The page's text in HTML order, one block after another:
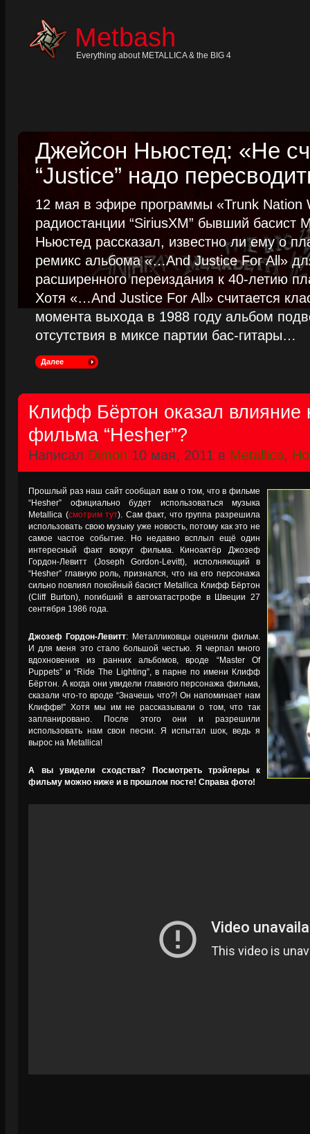
Metbash
Everything about METALLICA & the BIG 4
Джейсон Ньюстед: «Не
“Justice” надо
12 мая в эфире программы «Trunk Nation
радиостанции “SiriusXM” бывший басист
Ньюстед рассказал, известно ли ему о
ремикс альбома «…And Justice For All»
расширенного переиздания к 40-летию
Хотя «…And Justice For All» считается
момента выхода в 1988 году альбом
отсутствия в миксе партии бас-гитары…
Далее
Клифф Бёртон оказал влияние
фильма “Hesher”?
Написал Dimon 10 мая, 2011 в Metallica,
Прошлый раз наш сайт сообщал вам о том, что в фильме
“Hesher” официально будет использоваться музыка
Metallica (смотрим тут). Сам факт, что группа разрешила
использовать свою музыку уже новость, потому как это не
самое частое событие. Но недавно всплыл ещё один
интересный факт вокруг фильма. Киноактёр Джозеф
Гордон-Левитт (Joseph Gordon-Levitt), исполняющий в
“Hesher” главную роль, признался, что на его персонажа
сильно повлиял покойный басист Metallica Клифф Бёртон
(Cliff Burton), погибший в автокатастрофе в Швеции 27
сентября 1986 года.
Джозеф Гордон-Левитт: Металликовцы оценили фильм.
И для меня это стало большой честью. Я черпал много
вдохновения из ранних альбомов, вроде “Master Of
Puppets” и “Ride The Lighting”, в парне по имени Клифф
Бёртон. А когда они увидели главного персонажа фильма,
сказали что-то вроде “Значешь что?! Он напоминает нам
Клиффв!” Хотя мы им не рассказывали о том, что так
запланировано. После этого они и разрешили
использовать нам свои песни. Я испытал шок, ведь я
вырос на Metallica!
А вы увидели сходства? Посмотреть трэйлеры к
фильму можно ниже и в прошлом посте! Справа фото!